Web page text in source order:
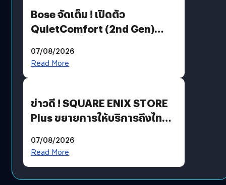
Bose จัดเต็ม ! เปิดตัว
QuietComfort (2nd Gen)
07/08/2026
Read More
ข่าวดี ! SQUARE ENIX STORE
Plus ขยายการให้บริการถึงไทย
โดยตรง
07/08/2026
Read More